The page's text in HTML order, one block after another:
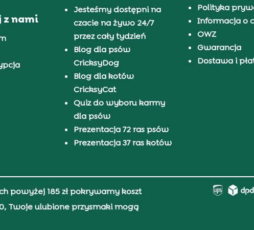
z nami
Jesteśmy dostępni na
czacie na żywo 24/7
przez cały tydzień
Blog dla psów
CricksyDog
Blog dla kotów
CricksyCat
Quiz do wyboru karmy
dla psów
Prezentacja 72 ras psów
Prezentacja 37 ras kotów
Polityka
Informacja o
OWZ
Gwarancja
Dostawa i
powyżej 185 zł pokrywamy koszt
Twoje ulubione przysmaki mogą